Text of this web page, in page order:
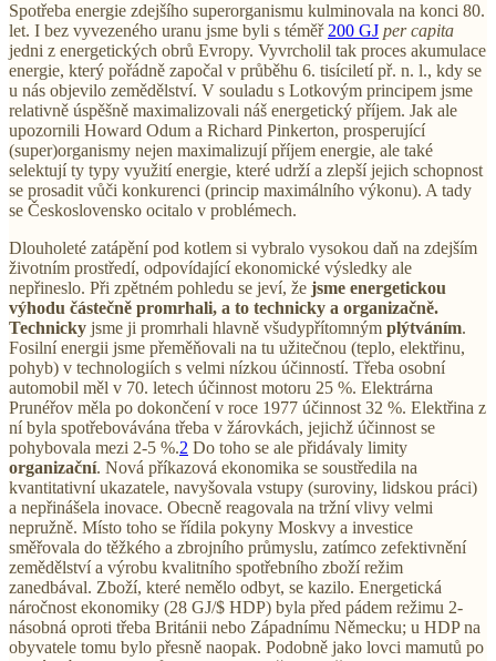
Spotřeba energie zdejšího superorganismu kulminovala na konci 80.
let. I bez vyvezeného uranu jsme byli s téměř 200 GJ per capita
jedni z energetických obrů Evropy. Vyvrcholil tak proces akumulace
energie, který pořádně započal v průběhu 6. tisíciletí př. n. l., kdy se
u nás objevilo zemědělství. V souladu s Lotkovým principem jsme
relativně úspěšně maximalizovali náš energetický příjem. Jak ale
upozornili Howard Odum a Richard Pinkerton, prosperující
(super)organismy nejen maximalizují příjem energie, ale také
selektují ty typy využití energie, které udrží a zlepší jejich schopnost
se prosadit vůči konkurenci (princip maximálního výkonu). A tady
se Československo ocitalo v problémech.
Dlouholeté zatápění pod kotlem si vybralo vysokou daň na zdejším
životním prostředí, odpovídající ekonomické výsledky ale
nepřineslo. Při zpětném pohledu se jeví, že jsme energetickou
výhodu částečně promrhali, a to technicky a organizačně.
Technicky jsme ji promrhali hlavně všudypřítomným plýtváním.
Fosilní energii jsme přeměňovali na tu užitečnou (teplo, elektřinu,
pohyb) v technologiích s velmi nízkou účinností. Třeba osobní
automobil měl v 70. letech účinnost motoru 25 %. Elektrárna
Prunéřov měla po dokončení v roce 1977 účinnost 32 %. Elektřina z
ní byla spotřebovávána třeba v žárovkách, jejichž účinnost se
pohybovala mezi 2-5 %.2 Do toho se ale přidávaly limity
organizační. Nová příkazová ekonomika se soustředila na
kvantitativní ukazatele, navyšovala vstupy (suroviny, lidskou práci)
a nepřinášela inovace. Obecně reagovala na tržní vlivy velmi
nepružně. Místo toho se řídila pokyny Moskvy a investice
směřovala do těžkého a zbrojního průmyslu, zatímco zefektivnění
zemědělství a výrobu kvalitního spotřebního zboží režim
zanedbával. Zboží, které nemělo odbyt, se kazilo. Energetická
náročnost ekonomiky (28 GJ/$ HDP) byla před pádem režimu 2-
násobná oproti třeba Británii nebo Západnímu Německu; u HDP na
obyvatele tomu bylo přesně naopak. Podobně jako lovci mamutů po